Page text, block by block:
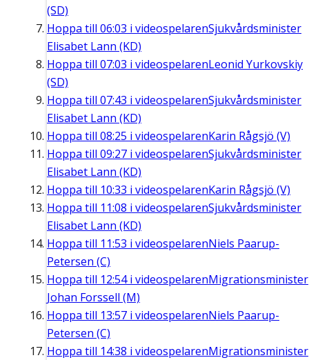
(SD)
Hoppa till 06:03 i videospelarenSjukvårdsminister
Elisabet Lann (KD)
Hoppa till 07:03 i videospelarenLeonid Yurkovskiy
(SD)
Hoppa till 07:43 i videospelarenSjukvårdsminister
Elisabet Lann (KD)
Hoppa till 08:25 i videospelarenKarin Rågsjö (V)
Hoppa till 09:27 i videospelarenSjukvårdsminister
Elisabet Lann (KD)
Hoppa till 10:33 i videospelarenKarin Rågsjö (V)
Hoppa till 11:08 i videospelarenSjukvårdsminister
Elisabet Lann (KD)
Hoppa till 11:53 i videospelarenNiels Paarup-
Petersen (C)
Hoppa till 12:54i videospelarenMigrationsminister
Johan Forssell (M)
Hoppa till 13:57 i videospelarenNiels Paarup-
Petersen (C)
Hoppa till 14:38 i videospelarenMigrationsminister